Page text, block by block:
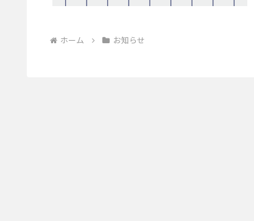
ホーム お知らせ